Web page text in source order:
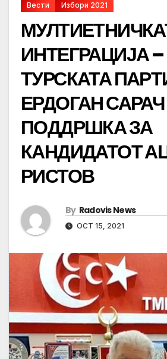
Вести Избори 2021
ИНТЕГРАЦИЈА –
ТУРСКАТА
ЕРДОГАН
ПОДДРШКА ЗА
КАНДИДАТОТ
РИСТОВ
By Radovis News
OCT 15, 2021